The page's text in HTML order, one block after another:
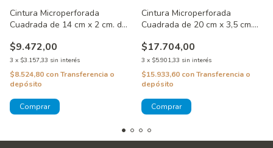
Cintura Microperforada
Cuadrada de 14 cm x 2 cm. de
$9.472,00
3 x $3.157,33 sin interés
$8.524,80 conTransferencia o
depósito
Cintura Microperforada
Cuadrada de 20 cm x 3,5 cm.
$17.704,00
3 x $5.901,33 sin interés
$15.933,60 conTransferencia o
depósito